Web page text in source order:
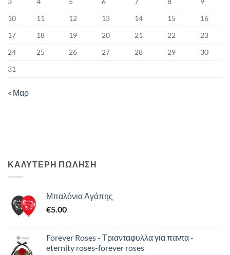
10
11 12 13 14 15
16
17
18 19 20 21 22
23
24
25 26 27 28 29
30
31
« Μαρ
ΚΑΛΥΤΕΡΗ ΠΩΛΗΣΗ
Μπαλόνια Αγάπης
€5.00
Forever Roses - Τριανταφυλλα για παντα -
eternity roses-forever roses